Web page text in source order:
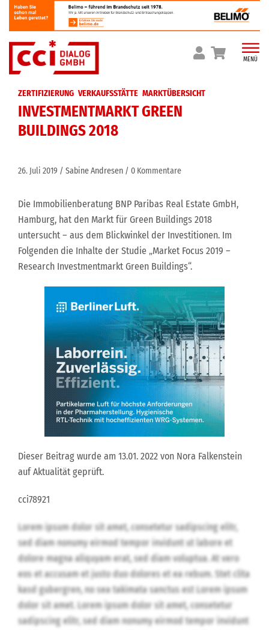
Skip
to
content
MENÜ
ZERTIFIZIERUNG VERKAUFSSTÄTTE MARKTÜBERSICHT
INVESTMENTMARKT GREEN
BUILDINGS 2018
26. Juli 2019 Sabine Andresen 0 Kommentare
Die Immobilienberatung BNP Paribas Real Estate GmbH,
Hamburg, hat den Markt für Green Buildings 2018
untersucht – aus dem Blickwinkel der Investitionen. Im
Folgenden die Inhalte der Studie „Market Focus 2019 –
Research Investmentmarkt Green Buildings“.
Dieser Beitrag wurde am 13.01. 2022 von Nora Falkenstein
auf Aktualität geprüft.
cci78921
Lorem ipsum dolor sit amet, consetetur sadipscing elitr,
sed diam nonumy eirmod tempor invidunt ut labore et
dolore magna aliquyam erat, sed diam voluptua. At vero
eos et accusam et justo duo dolores et ea rebum. Stet clita
kasd gubergren, no sea takimata sanctus est Lorem ipsum
dolor sit amet. Lorem ipsum dolor sit amet, consetetur
sadipscing elitr, sed diam nonumy eirmod tempor invidunt